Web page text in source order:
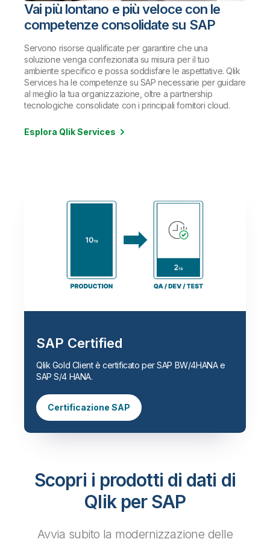
Vai più lontano e più veloce con le
competenze consolidate su SAP
Servono risorse qualificate per garantire che una
soluzione venga confezionata su misura per il tuo
ambiente specifico e possa soddisfare le aspettative. Qlik
Services ha le competenze su SAP necessarie per guidare
al meglio la tua organizzazione, oltre a partnership
tecnologiche consolidate con i principali fornitori cloud.
Esplora Qlik Services
SAP Certified
Qlik Gold Client è certificato per SAP BW/4HANA e
SAP S/4 HANA.
Certificazione SAP
Scopri i prodotti di dati di
Qlik per SAP
Avvia subito la modernizzazione delle